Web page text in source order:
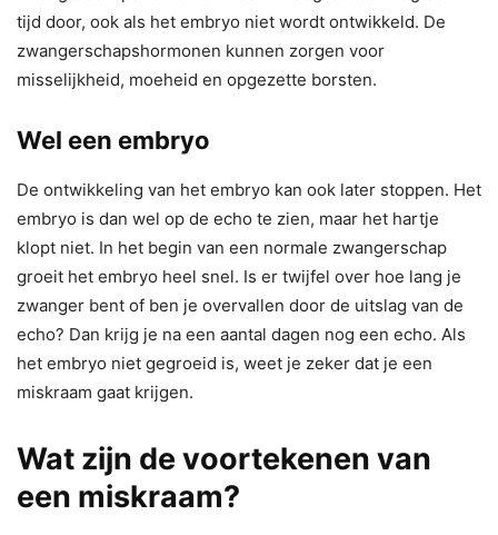
tijd door, ook als het embryo niet wordt ontwikkeld. De
zwangerschapshormonen kunnen zorgen voor
misselijkheid, moeheid en opgezette borsten.
Wel een embryo
De ontwikkeling van het embryo kan ook later stoppen. Het
embryo is dan wel op de echo te zien, maar het hartje
klopt niet. In het begin van een normale zwangerschap
groeit het embryo heel snel. Is er twijfel over hoe lang je
zwanger bent of ben je overvallen door de uitslag van de
echo? Dan krijg je na een aantal dagen nog een echo. Als
het embryo niet gegroeid is, weet je zeker dat je een
miskraam gaat krijgen.
Wat zijn de voortekenen van
een miskraam?